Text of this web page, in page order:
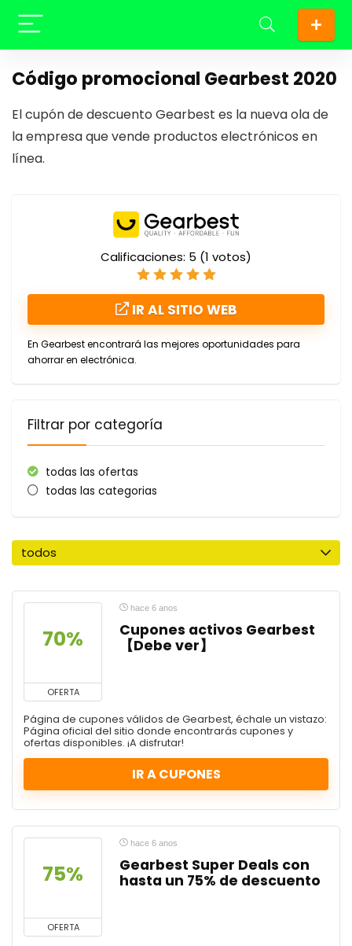
Código promocional Gearbest 2020
El cupón de descuento Gearbest es la nueva ola de
la empresa que vende productos electrónicos en
línea.
Calificaciones: 5 (1 votos)
IR AL SITIO WEB
En Gearbest encontrará las mejores oportunidades para
ahorrar en electrónica.
Filtrar por categoría
todas las ofertas
todas las categorias
todos
70%
OFERTA
hace 6 anos
Cupones activos Gearbest
【Debe ver】
Página de cupones válidos de Gearbest, échale un vistazo:
Página oficial del sitio donde encontrarás cupones y
ofertas disponibles. ¡A disfrutar!
IR A CUPONES
75%
OFERTA
hace 6 anos
Gearbest Super Deals con
hasta un 75% de descuento